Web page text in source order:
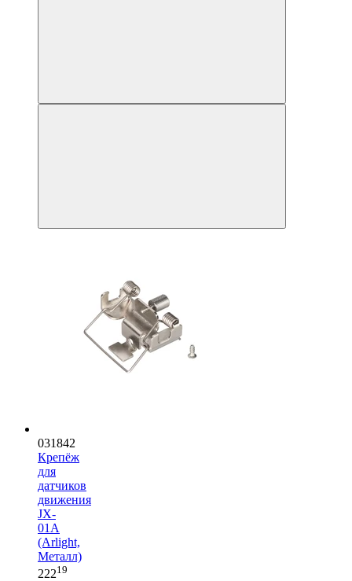
031842
Крепёж
для
датчиков
движения
JX-
01A
(Arlight,
Металл)
22219